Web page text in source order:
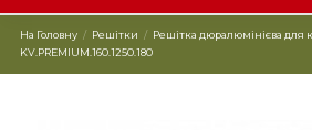
На Головну Решітки
Решітка дюралюмінієва для
KV.PREMIUM.160.1250.180